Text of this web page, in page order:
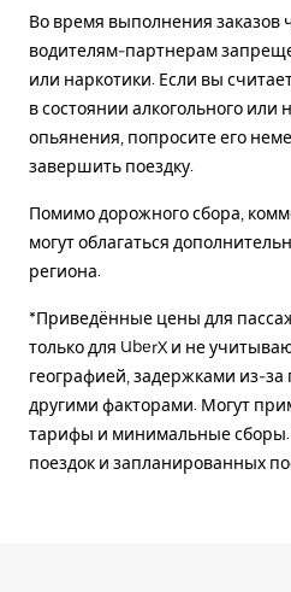
Во время выполнения заказов
водителям-партнерам
или наркотики. Если вы
в состоянии алкогольного или
опьянения, попросите его
завершить поездку.
Помимо дорожного сбора,
могут облагаться
региона.
*Приведённые цены для
только для UberX и не
географией, задержками из-
другими факторами. Могут
тарифы и минимальные сборы.
поездок и запланированных